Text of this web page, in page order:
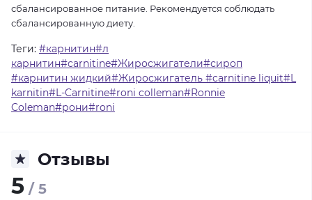
сбалансированное питание. Рекомендуется соблюдать
сбалансированную диету.
Теги: #карнитин#л
карнитин#carnitine#Жиросжигатели#сироп
#карнитин жидкий#Жиросжигатель #carnitine liquit#L
karnitin#L-Carnitine#roni colleman#Ronnie
Coleman#рони#roni
Отзывы
5 / 5